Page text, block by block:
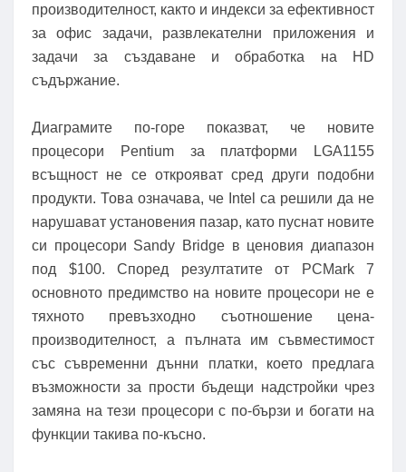
производителност, както и индекси за ефективност
за офис задачи, развлекателни приложения и
задачи за създаване и обработка на HD
съдържание.
Диаграмите по-горе показват, че новите
процесори Pentium за платформи LGA1155
всъщност не се открояват сред други подобни
продукти. Това означава, че Intel са решили да не
нарушават установения пазар, като пуснат новите
си процесори Sandy Bridge в ценовия диапазон
под $100. Според резултатите от PCMark 7
основното предимство на новите процесори не е
тяхното превъзходно съотношение цена-
производителност, а пълната им съвместимост
със съвременни дънни платки, което предлага
възможности за прости бъдещи надстройки чрез
замяна на тези процесори с по-бързи и богати на
функции такива по-късно.